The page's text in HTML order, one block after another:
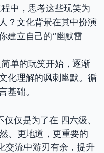
中，思考这些玩笑为
？文化背景在其中扮演
建立自己的“幽默雷
单的玩笑开始，逐渐
化理解的讽刺幽默。循
基础。
仅是为了在 四六级、
、更地道，更重要的
交流中游刃有余，提升